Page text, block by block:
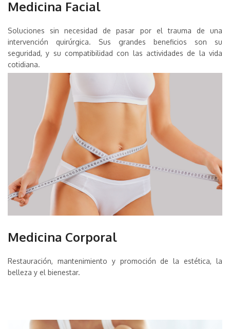
Medicina Facial
Soluciones sin necesidad de pasar por el trauma de una
intervención quirúrgica. Sus grandes beneficios son su
seguridad, y su compatibilidad con las actividades de la vida
cotidiana.
Medicina Corporal
Restauración, mantenimiento y promoción de la estética, la
belleza y el bienestar.